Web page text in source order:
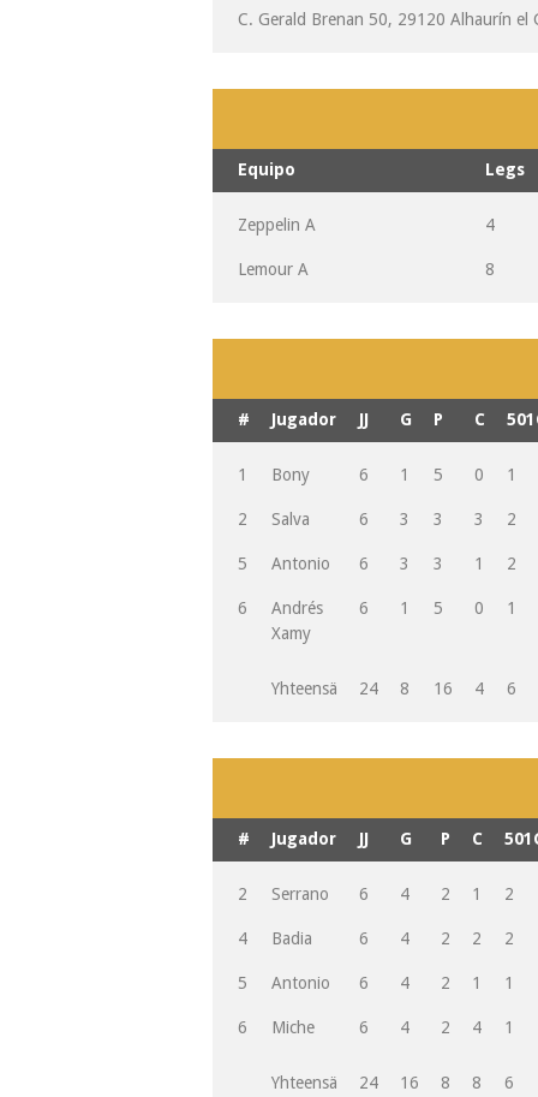
C. Gerald Brenan 50, 29120 Alhaurín el
Equipo Legs
Zeppelin A 4
Lemour A 8
# Jugador JJ G P C
1 Bony 6 1 5 0 1
2 Salva 6 3 3 3 2
5 Antonio 6 3 3 1 2
6
Andrés
Xamy
6 1 5 0 1
Yhteensä 24 8 16 4 6
# Jugador JJ G P C
2 Serrano 6 4 2 1 2
4 Badia 6 4 2 2 2
5 Antonio 6 4 2 1 1
6 Miche 6 4 2 4 1
Yhteensä 24 16 8 8 6